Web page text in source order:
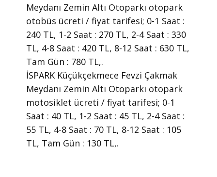
Meydanı Zemin Altı Otoparkı otopark
otobüs ücreti / fiyat tarifesi; 0-1 Saat :
240 TL, 1-2 Saat : 270 TL, 2-4 Saat : 330
TL, 4-8 Saat : 420 TL, 8-12 Saat : 630 TL,
Tam Gün : 780 TL,.
İSPARK Küçükçekmece Fevzi Çakmak
Meydanı Zemin Altı Otoparkı otopark
motosiklet ücreti / fiyat tarifesi; 0-1
Saat : 40 TL, 1-2 Saat : 45 TL, 2-4 Saat :
55 TL, 4-8 Saat : 70 TL, 8-12 Saat : 105
TL, Tam Gün : 130 TL,.